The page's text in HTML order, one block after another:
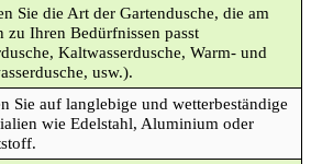
Sie die Art der Gartendusche, die am
zu Ihren Bedürfnissen passt
Kaltwasserdusche, Warm- und
usw.).
Sie auf langlebige und wetterbeständige
wie Edelstahl, Aluminium oder